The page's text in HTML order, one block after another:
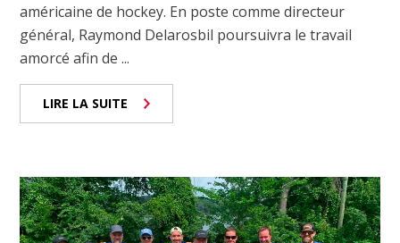
américaine de hockey. En poste comme directeur
général, Raymond Delarosbil poursuivra le travail
amorcé afin de ...
LIRE LA SUITE